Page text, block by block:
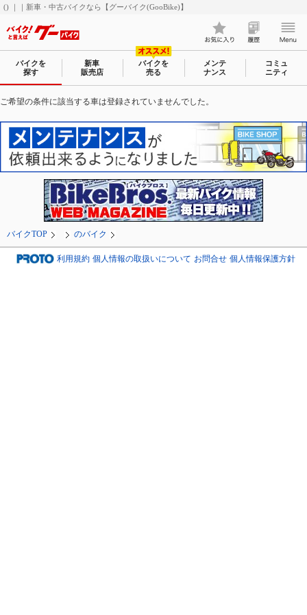
() ｜｜新車・中古バイクなら【グーバイク(GooBike)】
バイクを
探す
新車
販売店
バイクを
売る
メンテ
ナンス
コミュ
ニティ
ご希望の条件に該当する車は登録されていませんでした。
バイクTOP のバイク
利用規約 個人情報の取扱いについて お問合せ 個人情報保護方針